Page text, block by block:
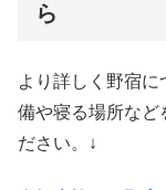
ら
より詳しく野宿
備や寝る場所など
ださい。↓